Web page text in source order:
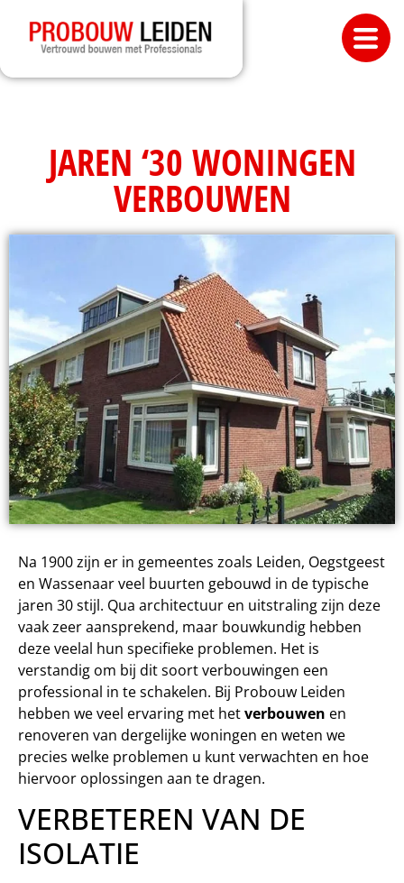
JAREN ‘30 WONINGEN
VERBOUWEN
Na 1900 zijn er in gemeentes zoals Leiden, Oegstgeest
en Wassenaar veel buurten gebouwd in de typische
jaren 30 stijl. Qua architectuur en uitstraling zijn deze
vaak zeer aansprekend, maar bouwkundig hebben
deze veelal hun specifieke problemen. Het is
verstandig om bij dit soort verbouwingen een
professional in te schakelen. Bij Probouw Leiden
hebben we veel ervaring met hetverbouwen en
renoveren van dergelijke woningen en weten we
precies welke problemen u kunt verwachten en hoe
hiervoor oplossingen aan te dragen.
VERBETEREN VAN DE
ISOLATIE